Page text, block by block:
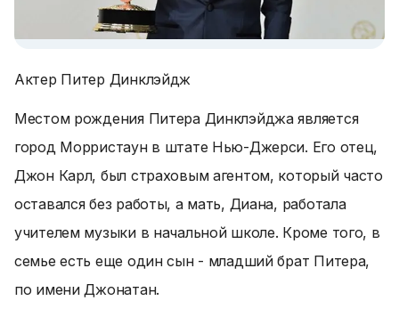
Актер Питер Динклэйдж
Местом рождения Питера Динклэйджа является
город Морристаун в штате Нью-Джерси. Его отец,
Джон Карл, был страховым агентом, который часто
оставался без работы, а мать, Диана, работала
учителем музыки в начальной школе. Кроме того, в
семье есть еще один сын - младший брат Питера,
по имени Джонатан.